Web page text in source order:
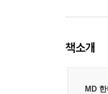
책소개
MD 한